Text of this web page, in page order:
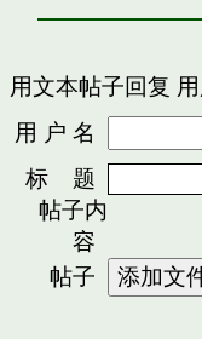
用文本帖子回复
用 户 名
标 题
帖子内
容
帖子